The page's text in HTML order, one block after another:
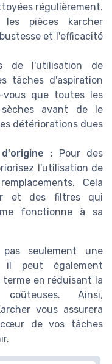
régulièrement.
les pièces karcher
et l'efficacité
de l'utilisation de
tâches d'aspiration
vous que toutes les
avant de le
détériorations dues
: Pour des
l'utilisation de
Cela
et des filtres qui
fonctionne à sa
seulement une
il peut également
terme en réduisant la
Ainsi,
vous assurera
de vos tâches